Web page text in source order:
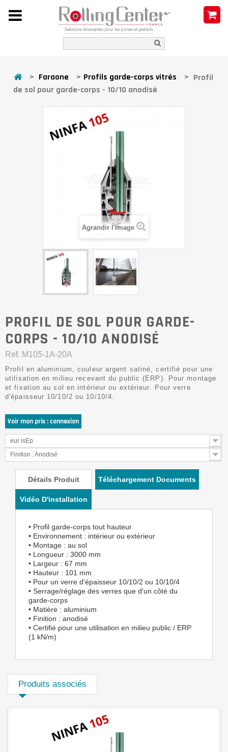
> Faraone > Profils garde-corps vitrés > Profil
de sol pour garde-corps - 10/10 anodisé
Agrandir l'image
PROFIL DE SOL POUR GARDE-
CORPS - 10/10 ANODISÉ
Ref. M105-1A-20A
Profil en aluminium, couleur argent satiné, certifié pour une
utilisation en milieu recevant du public (ERP). Pour montage
et fixation au sol en intérieur ou extérieur. Pour verre
d'épaisseur 10/10/2 ou 10/10/4.
Voir mon prix : connexion
eur isEp
Finition : Anodisé
Détails Produit Téléchargement Documents
Vidéo D'installation
• Profil garde-corps tout hauteur
• Environnement : intérieur ou extérieur
• Montage : au sol
• Longueur : 3000 mm
• Largeur : 67 mm
• Hauteur : 101 mm
• Pour un verre d'épaisseur 10/10/2 ou 10/10/4
• Serrage/réglage des verres que d'un côté du
garde-corps
• Matière : aluminium
• Finition : anodisé
• Certifié pour une utilisation en milieu public / ERP
(1 kN/m)
Produits associés